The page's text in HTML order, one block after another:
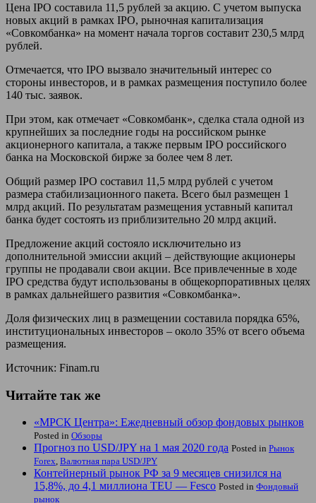
Цена IPO составила 11,5 рублей за акцию. С учетом выпуска
новых акций в рамках IPO, рыночная капитализация
«Совкомбанка» на момент начала торгов составит 230,5 млрд
рублей.
Отмечается, что IPO вызвало значительный интерес со
стороны инвесторов, и в рамках размещения поступило более
140 тыс. заявок.
При этом, как отмечает «Совкомбанк», сделка стала одной из
крупнейших за последние годы на российском рынке
акционерного капитала, а также первым IPO российского
банка на Московской бирже за более чем 8 лет.
Общий размер IPO составил 11,5 млрд рублей с учетом
размера стабилизационного пакета. Всего был размещен 1
млрд акций. По результатам размещения уставный капитал
банка будет состоять из приблизительно 20 млрд акций.
Предложение акций состояло исключительно из
дополнительной эмиссии акций – действующие акционеры
группы не продавали свои акции. Все привлеченные в ходе
IPO средства будут использованы в общекорпоративных целях
в рамках дальнейшего развития «Совкомбанка».
Доля физических лиц в размещении составила порядка 65%,
институциональных инвесторов – около 35% от всего объема
размещения.
Источник: Finam.ru
Читайте так же
«МРСК Центра»: Ежедневный обзор фондовых рынков
Posted in Обзоры
Прогноз по USD/JPY на 1 мая 2020 года Posted in Рынок
Forex, Валютная пара USD/JPY
Контейнерный рынок РФ за 9 месяцев снизился на
15,8%, до 4,1 миллиона TEU — Fesco Posted in Фондовый
рынок